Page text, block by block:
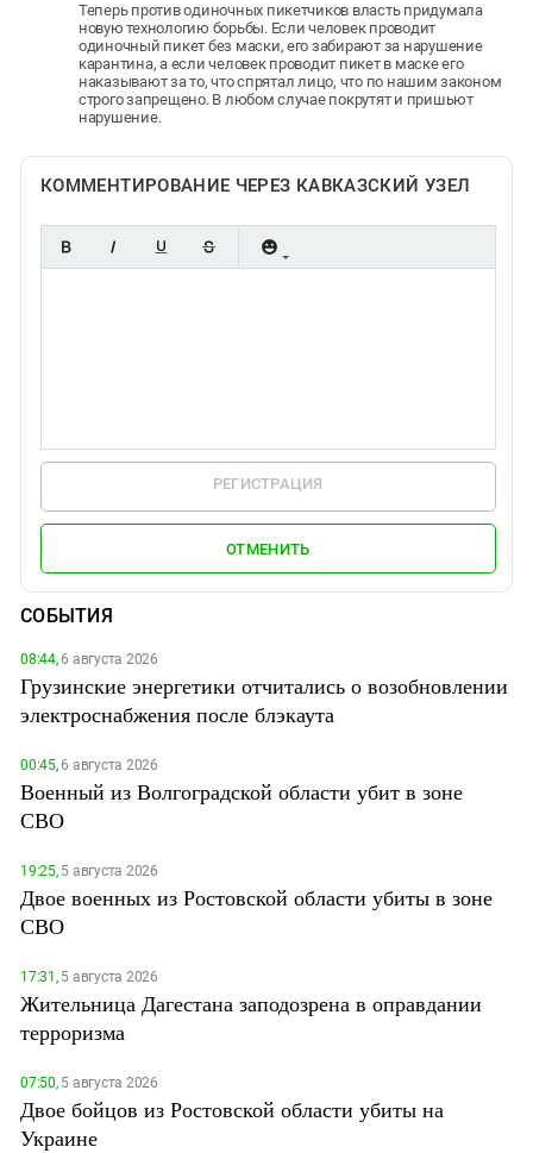
Теперь против одиночных пикетчиков власть придумала
новую технологию борьбы. Если человек проводит
одиночный пикет без маски, его забирают за нарушение
карантина, а если человек проводит пикет в маске его
наказывают за то, что спрятал лицо, что по нашим законом
строго запрещено. В любом случае покрутят и пришьют
нарушение.
КОММЕНТИРОВАНИЕ ЧЕРЕЗ КАВКАЗСКИЙ УЗЕЛ
РЕГИСТРАЦИЯ
ОТМЕНИТЬ
СОБЫТИЯ
08:44,6 августа 2026
Грузинские энергетики отчитались о возобновлении
электроснабжения после блэкаута
00:45,6 августа 2026
Военный из Волгоградской области убит в зоне
СВО
19:25,5 августа 2026
Двое военных из Ростовской области убиты в зоне
СВО
17:31,5 августа 2026
Жительница Дагестана заподозрена в оправдании
терроризма
07:50,5 августа 2026
Двое бойцов из Ростовской области убиты на
Украине